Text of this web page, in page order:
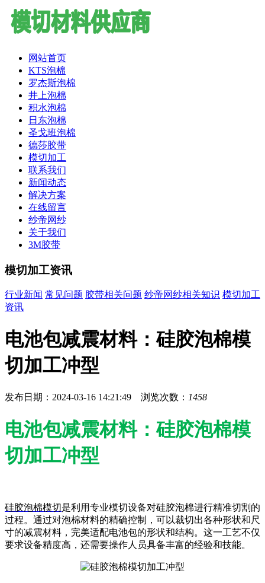
网站首页
KTS泡棉
罗杰斯泡棉
井上泡棉
积水泡棉
日东泡棉
圣戈班泡棉
德莎胶带
模切加工
联系我们
新闻动态
解决方案
在线留言
纱帝网纱
关于我们
3M胶带
模切加工资讯
行业新闻 常见问题 胶带相关问题 纱帝网纱相关知识 模切加工
资讯
电池包减震材料：硅胶泡棉模
切加工冲型
发布日期：2024-03-16 14:21:49 浏览次数： 1458
电池包减震材料：硅胶泡棉模
切加工冲型
硅胶泡棉模切是利用专业模切设备对硅胶泡棉进行精准切割的
过程。通过对泡棉材料的精确控制，可以裁切出各种形状和尺
寸的减震材料，完美适配电池包的形状和结构。这一工艺不仅
要求设备精度高，还需要操作人员具备丰富的经验和技能。